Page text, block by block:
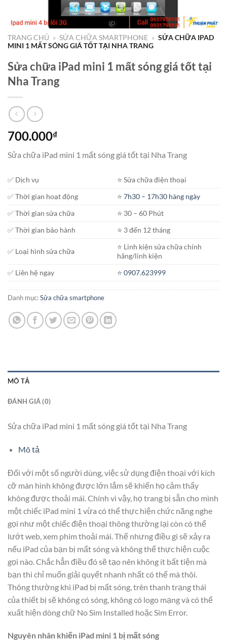
TRANG CHỦ » SỬA CHỮA SMARTPHONE » SỬA CHỮA IPAD
MINI 1 MẤT SÓNG GIÁ TỐT TẠI NHA TRANG
Sửa chữa iPad mini 1 mất sóng giá tốt tại
Nha Trang
700.000₫
Sửa chữa iPad mini 1 mất sóng giá tốt tại Nha Trang
✅ Dịch vụ
⭐️ Sửa chữa điện thoại
✅ Thời gian hoạt động
⭐️7h30 – 17h30 hàng ngày
✅ Thời gian sửa chữa
⭐️ 30 – 60 Phút
✅ Thời gian bảo hành
⭐️ 3 đến 12 tháng
✅ Loại hình sửa chữa
⭐️ Linh kiện sửa chữa chính
hãng/linh kiện
✅ Liên hệ ngay
⭐️0907.623999
Danh mục:Sửa chữa smartphone
MÔ TẢ
ĐÁNH GIÁ (0)
Sửa chữa iPad mini 1 mất sóng giá tốt tại Nha Trang
Mô tả
Đối với một số người dùng, việc sử dụng điện thoại với kích
cỡ màn hình không được lớn lắm sẽ khiến họ cảm thấy
không được thoải mái. Chính vì vậy, họ trang bị sẵn cho mình
một chiếc iPad mini 1 vừa có thể thực hiện chức năng nghe
gọi như một chiếc điện thoại thông thường lại còn có thể
lướt web, xem phim thoải mái. Thế nhưng điều gì sẽ xảy ra
nếu iPad của bạn bị mất sóng và không thể thực hiện cuộc
gọi nào. Chắc hẳn điều đó sẽ tạo nên không ít bất tiện mà
bạn thì chỉ muốn giải quyết nhanh nhất có thể mà thôi.
Thông thường khi iPad bị mất sóng, trên thanh trạng thái
của thiết bị sẽ không có sóng, không có logo mạng và có thể
xuất hiện dòng chữ No Sim Installed hoặc Sim Error.
Nguyên nhân khiến iPad mini 1 bị mất sóng